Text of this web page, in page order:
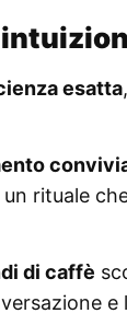
esatta
rituale
di caffè
e